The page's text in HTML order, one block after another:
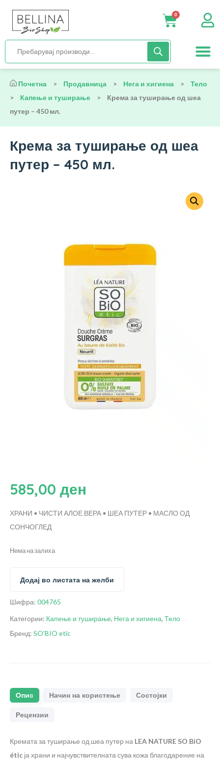
0
Почетна > Продавница > Нега и хигиена >
Тело
>
Капење и туширање >
Крема за туширање од шеа
путер – 450 мл.
Крема за туширање од шеа
путер – 450 мл.
585,00 ден
ХРАНИ • ЧИСТИ АЛОЕ ВЕРА • ШЕА ПУТЕР • МАСЛО ОД
СОНЧОГЛЕД
Нема на залиха
Додај во листата на желби
Шифра: 004765
Категории: Капење и туширање, Нега и хигиена, Тело
Бренд: SO'BIO etic
Опис Начин на користење Состојки
Рецензии
Кремата за туширање од шеа путер на LEA NATURE SO BiO
étic ја храни и најчувствителната сува кожа благодарение на